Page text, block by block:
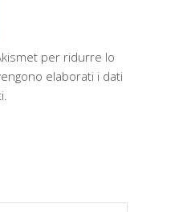
per ridurre lo
elaborati i dati
.